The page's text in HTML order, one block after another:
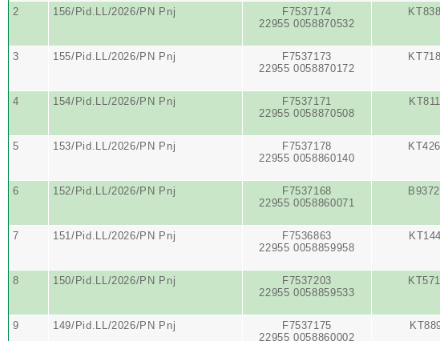
2 156/Pid.LL/2026/PN Pnj
F7537174
22955 0058870532
3 155/Pid.LL/2026/PN Pnj
F7537173
22955 0058870172
4 154/Pid.LL/2026/PN Pnj
F7537171
22955 0058870508
5 153/Pid.LL/2026/PN Pnj
F7537178
22955 0058860140
6 152/Pid.LL/2026/PN Pnj
F7537168
22955 0058860071
7 151/Pid.LL/2026/PN Pnj
F7536863
22955 0058859958
8 150/Pid.LL/2026/PN Pnj
F7537203
22955 0058859533
9 149/Pid.LL/2026/PN Pnj
F7537175
22955 0058860002